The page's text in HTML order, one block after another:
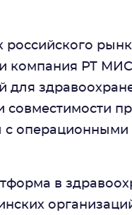
российского
компания РТ
для
совместимости
операционными
в